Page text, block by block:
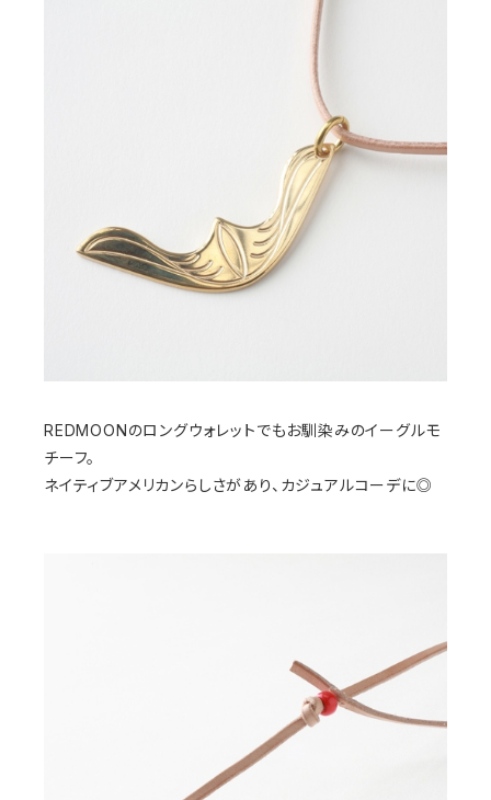
REDMOONのロングウォレットでもお馴染みのイーグルモ
チーフ。
ネイティブアメリカンらしさがあり、カジュアルコーデに◎